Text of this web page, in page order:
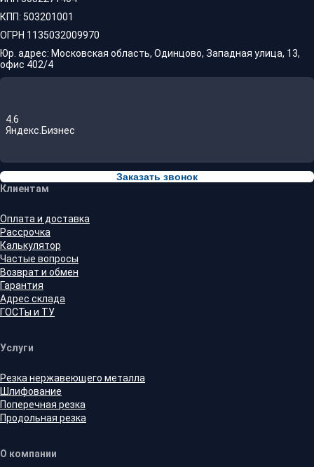
КПП: 503201001
ОГРН 1135032009970
Юр. адрес: Московская область, Одинцово, Западная улица, 13,
офис 402/4
4.6
Яндекс.Бизнес
Заказать звонок
Клиентам
Оплата и доставка
Рассрочка
Калькулятор
Частые вопросы
Возврат и обмен
Гарантия
Адрес склада
ГОСТы и ТУ
Услуги
Резка нержавеющего металла
Шлифование
Поперечная резка
Продольная резка
О компании